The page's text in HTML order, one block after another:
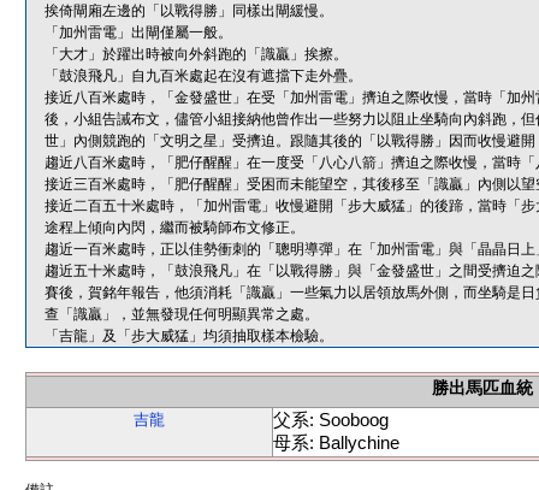
挨倚閘廂左邊的「以戰得勝」同樣出閘緩慢。
「加州雷電」出閘僅屬一般。
「大才」於躍出時被向外斜跑的「識贏」挨擦。
「鼓浪飛凡」自九百米處起在沒有遮擋下走外疊。
接近八百米處時，「金發盛世」在受「加州雷電」擠迫之際收慢，當時「加
後，小組告誡布文，儘管小組接納他曾作出一些努力以阻止坐騎向內斜跑，
世」內側競跑的「文明之星」受擠迫。跟隨其後的「以戰得勝」因而收慢避
趨近八百米處時，「肥仔醒醒」在一度受「八心八箭」擠迫之際收慢，當時
接近三百米處時，「肥仔醒醒」受困而未能望空，其後移至「識贏」內側以望
接近二百五十米處時，「加州雷電」收慢避開「步大威猛」的後蹄，當時「
途程上傾向內閃，繼而被騎師布文修正。
趨近一百米處時，正以佳勢衝刺的「聰明導彈」在「加州雷電」與「晶晶日
趨近五十米處時，「鼓浪飛凡」在「以戰得勝」與「金發盛世」之間受擠迫
賽後，賀銘年報告，他須消耗「識贏」一些氣力以居領放馬外側，而坐騎是
查「識贏」，並無發現任何明顯異常之處。
「吉龍」及「步大威猛」均須抽取樣本檢驗。
勝出馬匹血統
吉龍
父系: Sooboog
母系: Ballychine